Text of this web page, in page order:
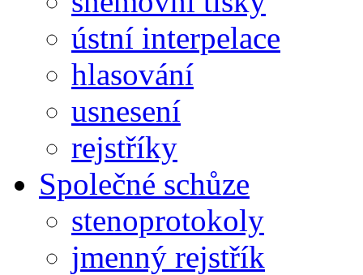
ústní interpelace
hlasování
usnesení
rejstříky
Společné schůze
stenoprotokoly
jmenný rejstřík